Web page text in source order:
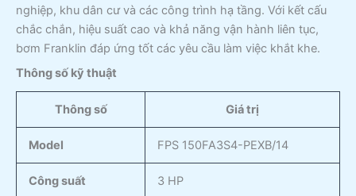
nghiệp, khu dân cư và các công trình hạ tầng. Với kết cấu
chắc chắn, hiệu suất cao và khả năng vận hành liên tục,
bơm Franklin đáp ứng tốt các yêu cầu làm việc khắt khe.
Thông số kỹ thuật
Thông số Giá trị
Model FPS 150FA3S4-PEXB/14
Công suất 3 HP